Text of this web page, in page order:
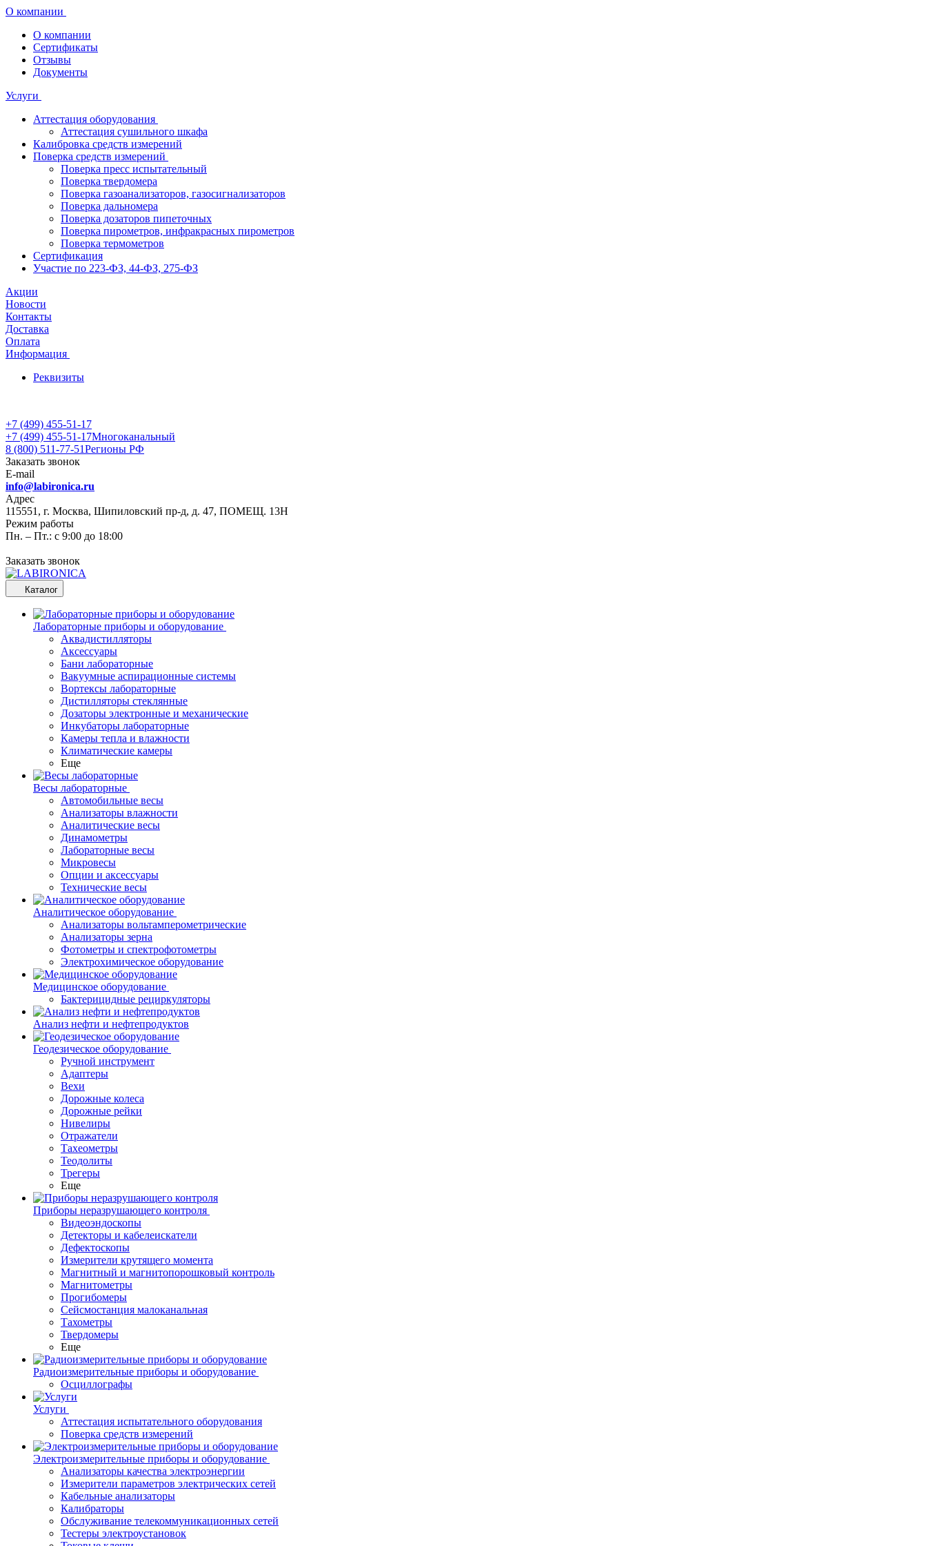
О компании
О компании
Сертификаты
Отзывы
Документы
Услуги
Аттестация оборудования
Аттестация сушильного шкафа
Калибровка средств измерений
Поверка средств измерений
Поверка пресс испытательный
Поверка твердомера
Поверка газоанализаторов, газосигнализаторов
Поверка дальномера
Поверка дозаторов пипеточных
Поверка пирометров, инфракрасных пирометров
Поверка термометров
Сертификация
Участие по 223-ФЗ, 44-ФЗ, 275-ФЗ
Акции
Новости
Контакты
Доставка
Оплата
Информация
Реквизиты
+7 (499) 455-51-17
+7 (499) 455-51-17Многоканальный
8 (800) 511-77-51Регионы РФ
Заказать звонок
E-mail
info@labironica.ru
Адрес
115551, г. Москва, Шипиловский пр-д, д. 47, ПОМЕЩ. 13Н
Режим работы
Пн. – Пт.: с 9:00 до 18:00
Заказать звонок
Каталог
Лабораторные приборы и оборудование
Аквадистилляторы
Аксессуары
Бани лабораторные
Вакуумные аспирационные системы
Вортексы лабораторные
Дистилляторы стеклянные
Дозаторы электронные и механические
Инкубаторы лабораторные
Камеры тепла и влажности
Климатические камеры
Еще
Весы лабораторные
Автомобильные весы
Анализаторы влажности
Аналитические весы
Динамометры
Лабораторные весы
Микровесы
Опции и аксессуары
Технические весы
Аналитическое оборудование
Анализаторы вольтамперометрические
Анализаторы зерна
Фотометры и спектрофотометры
Электрохимическое оборудование
Медицинское оборудование
Бактерицидные рециркуляторы
Анализ нефти и нефтепродуктов
Геодезическое оборудование
Ручной инструмент
Адаптеры
Вехи
Дорожные колеса
Дорожные рейки
Нивелиры
Отражатели
Тахеометры
Теодолиты
Трегеры
Еще
Приборы неразрушающего контроля
Видеоэндоскопы
Детекторы и кабелеискатели
Дефектоскопы
Измерители крутящего момента
Магнитный и магнитопорошковый контроль
Магнитометры
Прогибомеры
Сейсмостанция малоканальная
Тахометры
Твердомеры
Еще
Радиоизмерительные приборы и оборудование
Осциллографы
Услуги
Аттестация испытательного оборудования
Поверка средств измерений
Электроизмерительные приборы и оборудование
Анализаторы качества электроэнергии
Измерители параметров электрических сетей
Кабельные анализаторы
Калибраторы
Обслуживание телекоммуникационных сетей
Тестеры электроустановок